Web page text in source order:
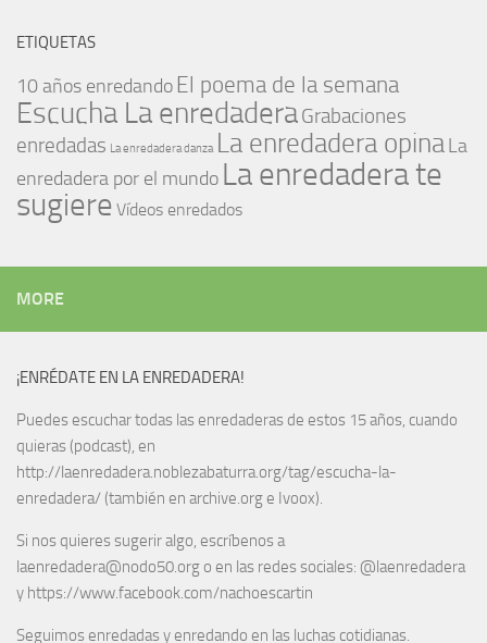
ETIQUETAS
10 años enredando El poema de la semana
Escucha La enredaderaGrabaciones
enredadas La enredadera danza La enredadera opina La
enredadera por el mundo La enredadera te
sugiere Vídeos enredados
MORE
¡ENRÉDATE EN LA ENREDADERA!
Puedes escuchar todas las enredaderas de estos 15 años, cuando
quieras (podcast), en
http://laenredadera.noblezabaturra.org/tag/escucha-la-
enredadera/ (también en archive.org e Ivoox).
Si nos quieres sugerir algo, escríbenos a
laenredadera@nodo50.org o en las redes sociales: @laenredadera
y https://www.facebook.com/nachoescartin
Seguimos enredadas y enredando en las luchas cotidianas.